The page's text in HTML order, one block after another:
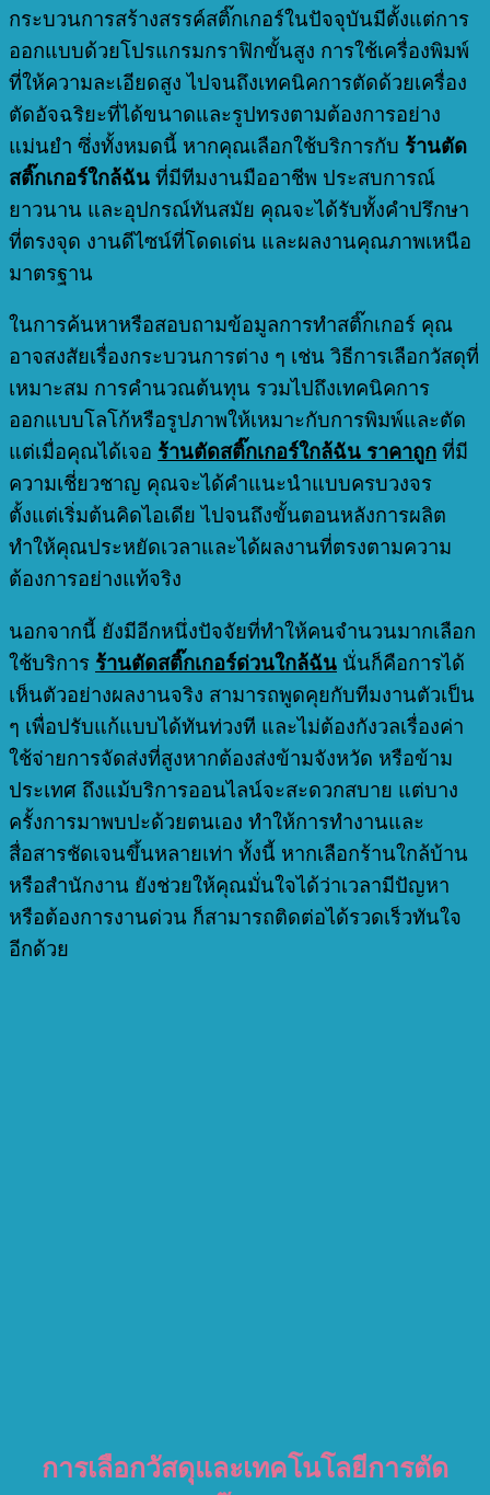
กระบวนการสร้างสรรค์สติ๊กเกอร์ในปัจจุบันมีตั้งแต่การ
ออกแบบด้วยโปรแกรมกราฟิกขั้นสูง การใช้เครื่องพิมพ์
ที่ให้ความละเอียดสูง ไปจนถึงเทคนิคการตัดด้วยเครื่อง
ตัดอัจฉริยะที่ได้ขนาดและรูปทรงตามต้องการอย่าง
แม่นยำ ซึ่งทั้งหมดนี้ หากคุณเลือกใช้บริการกับ ร้านตัด
สติ๊กเกอร์ใกล้ฉัน ที่มีทีมงานมืออาชีพ ประสบการณ์
ยาวนาน และอุปกรณ์ทันสมัย คุณจะได้รับทั้งคำปรึกษา
ที่ตรงจุด งานดีไซน์ที่โดดเด่น และผลงานคุณภาพเหนือ
มาตรฐาน
ในการค้นหาหรือสอบถามข้อมูลการทำสติ๊กเกอร์ คุณ
อาจสงสัยเรื่องกระบวนการต่าง ๆ เช่น วิธีการเลือกวัสดุที่
เหมาะสม การคำนวณต้นทุน รวมไปถึงเทคนิคการ
ออกแบบโลโก้หรือรูปภาพให้เหมาะกับการพิมพ์และตัด
แต่เมื่อคุณได้เจอ ร้านตัดสติ๊กเกอร์ใกล้ฉัน ราคาถูก ที่มี
ความเชี่ยวชาญ คุณจะได้คำแนะนำแบบครบวงจร
ตั้งแต่เริ่มต้นคิดไอเดีย ไปจนถึงขั้นตอนหลังการผลิต
ทำให้คุณประหยัดเวลาและได้ผลงานที่ตรงตามความ
ต้องการอย่างแท้จริง
นอกจากนี้ ยังมีอีกหนึ่งปัจจัยที่ทำให้คนจำนวนมากเลือก
ใช้บริการ ร้านตัดสติ๊กเกอร์ด่วนใกล้ฉัน นั่นก็คือการได้
เห็นตัวอย่างผลงานจริง สามารถพูดคุยกับทีมงานตัวเป็น
ๆ เพื่อปรับแก้แบบได้ทันท่วงที และไม่ต้องกังวลเรื่องค่า
ใช้จ่ายการจัดส่งที่สูงหากต้องส่งข้ามจังหวัด หรือข้าม
ประเทศ ถึงแม้บริการออนไลน์จะสะดวกสบาย แต่บาง
ครั้งการมาพบปะด้วยตนเอง ทำให้การทำงานและ
สื่อสารชัดเจนขึ้นหลายเท่า ทั้งนี้ หากเลือกร้านใกล้บ้าน
หรือสำนักงาน ยังช่วยให้คุณมั่นใจได้ว่าเวลามีปัญหา
หรือต้องการงานด่วน ก็สามารถติดต่อได้รวดเร็วทันใจ
อีกด้วย
การเลือกวัสดุและเทคโนโลยีการตัด